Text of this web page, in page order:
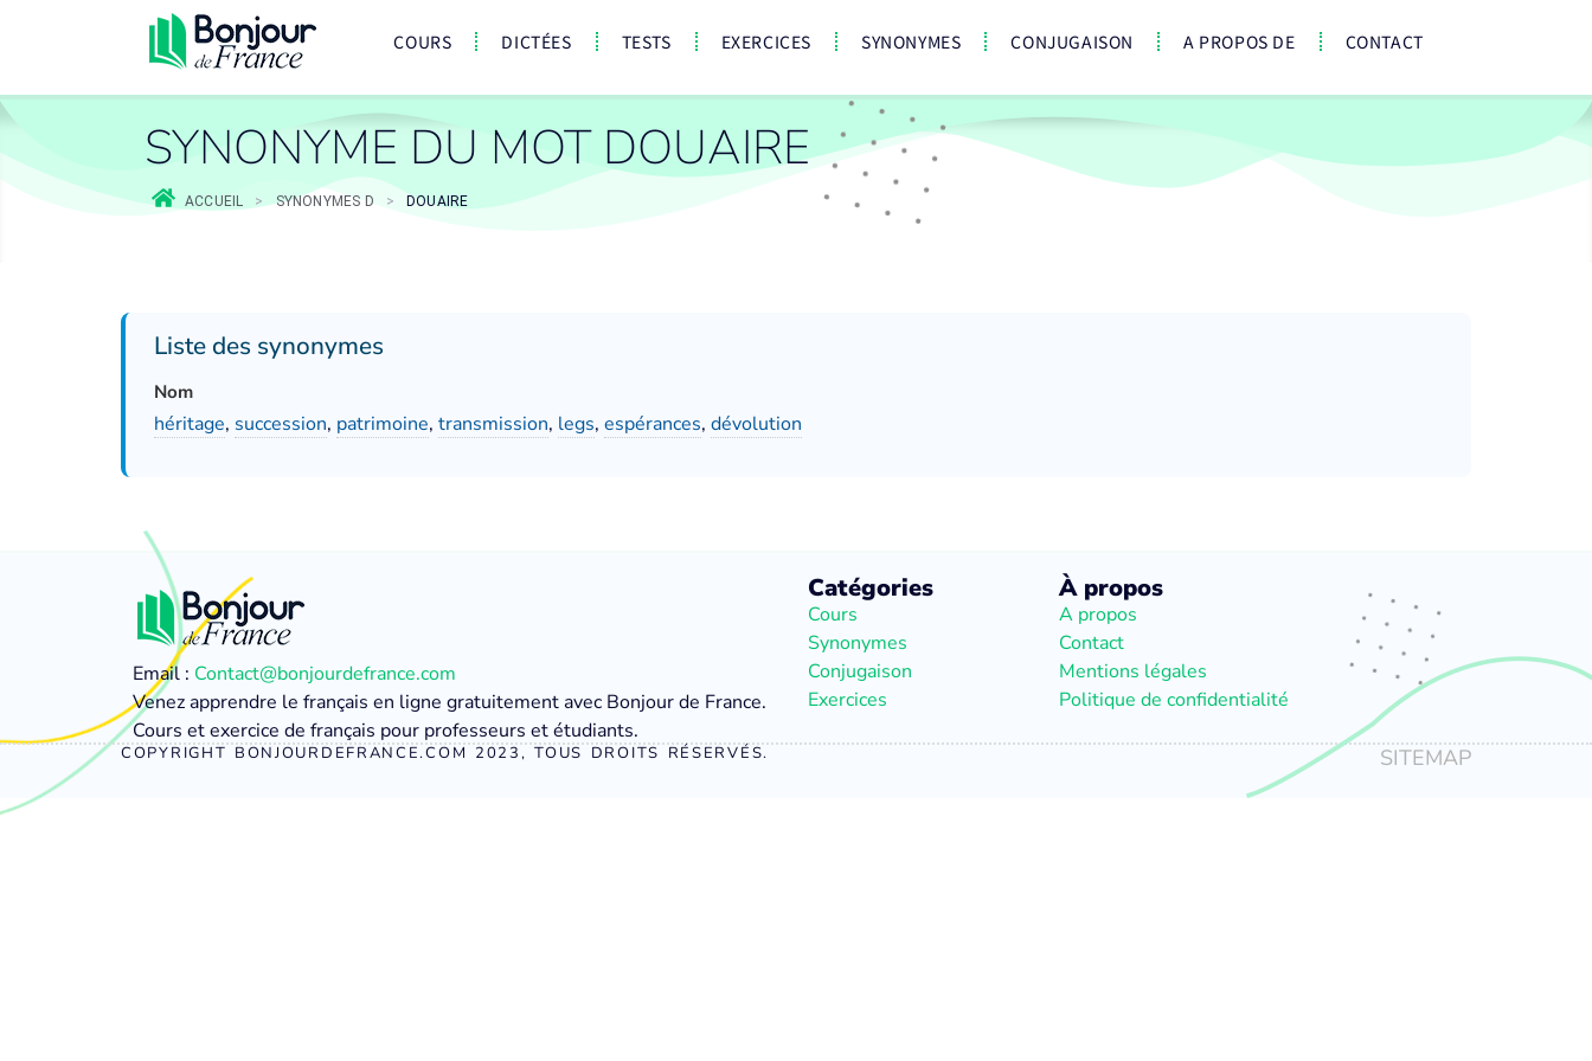
COURS DICTÉES TESTS EXERCICES SYNONYMES CONJUGAISON A PROPOS DE CONTACT
SYNONYME DU MOT DOUAIRE
ACCUEIL > SYNONYMES D > DOUAIRE
Liste des synonymes
Nom
héritage, succession, patrimoine, transmission, legs, espérances, dévolution
Email : Contact@bonjourdefrance.com
Venez apprendre le français en ligne gratuitement avec Bonjour de France.
Cours et exercice de français pour professeurs et étudiants.
Catégories
Cours
Synonymes
Conjugaison
Exercices
À propos
A propos
Contact
Mentions légales
Politique de confidentialité
COPYRIGHT BONJOURDEFRANCE.COM 2023, TOUS DROITS RÉSERVÉS. SITEMAP